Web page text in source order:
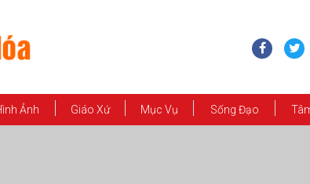
Ảnh Giáo Xứ Mục Vụ Sống Đạo